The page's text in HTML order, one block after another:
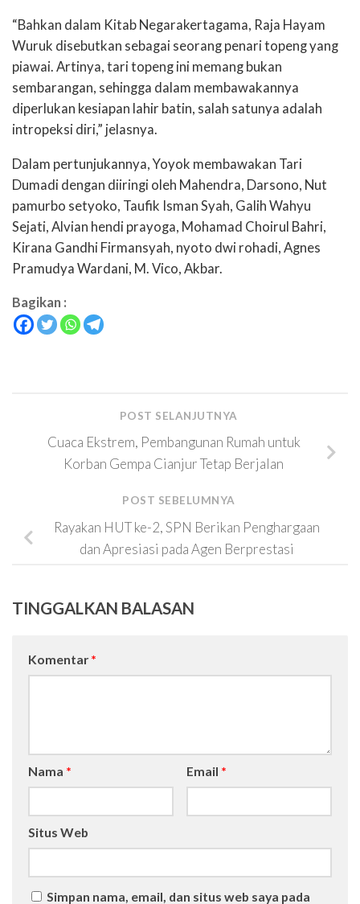
“Bahkan dalam Kitab Negarakertagama, Raja Hayam
Wuruk disebutkan sebagai seorang penari topeng yang
piawai. Artinya, tari topeng ini memang bukan
sembarangan, sehingga dalam membawakannya
diperlukan kesiapan lahir batin, salah satunya adalah
intropeksi diri,” jelasnya.
Dalam pertunjukannya, Yoyok membawakan Tari
Dumadi dengan diiringi oleh Mahendra, Darsono, Nut
pamurbo setyoko, Taufik Isman Syah, Galih Wahyu
Sejati, Alvian hendi prayoga, Mohamad Choirul Bahri,
Kirana Gandhi Firmansyah, nyoto dwi rohadi, Agnes
Pramudya Wardani, M. Vico, Akbar.
Bagikan :
POST SELANJUTNYA
Cuaca Ekstrem, Pembangunan Rumah untuk
Korban Gempa Cianjur Tetap Berjalan
POST SEBELUMNYA
Rayakan HUT ke-2, SPN Berikan Penghargaan
dan Apresiasi pada Agen Berprestasi
TINGGALKAN BALASAN
Komentar *
Nama * Email *
Situs Web
Simpan nama, email, dan situs web saya pada